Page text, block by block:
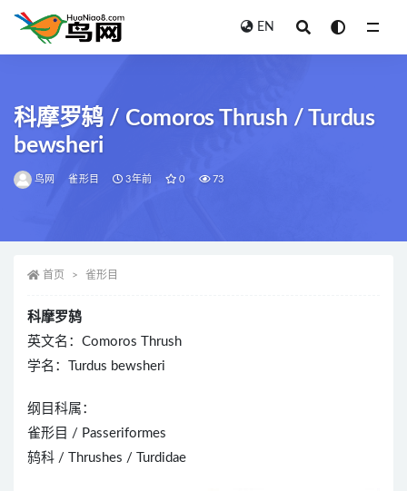
EN
科摩罗鸫 / Comoros Thrush / Turdus
bewsheri
鸟网 雀形目 3年前 0 73
首页 雀形目
科摩罗鸫
英文名：Comoros Thrush
学名：Turdus bewsheri
纲目科属：
雀形目 / Passeriformes
鸫科 / Thrushes / Turdidae